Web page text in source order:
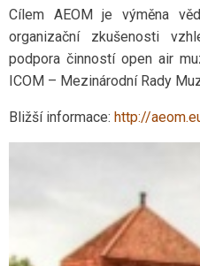
Cílem AEOM je výměna
organizační zkušenosti
podpora činností open air
ICOM – Mezinárodní Rady
Bližší informace: http://